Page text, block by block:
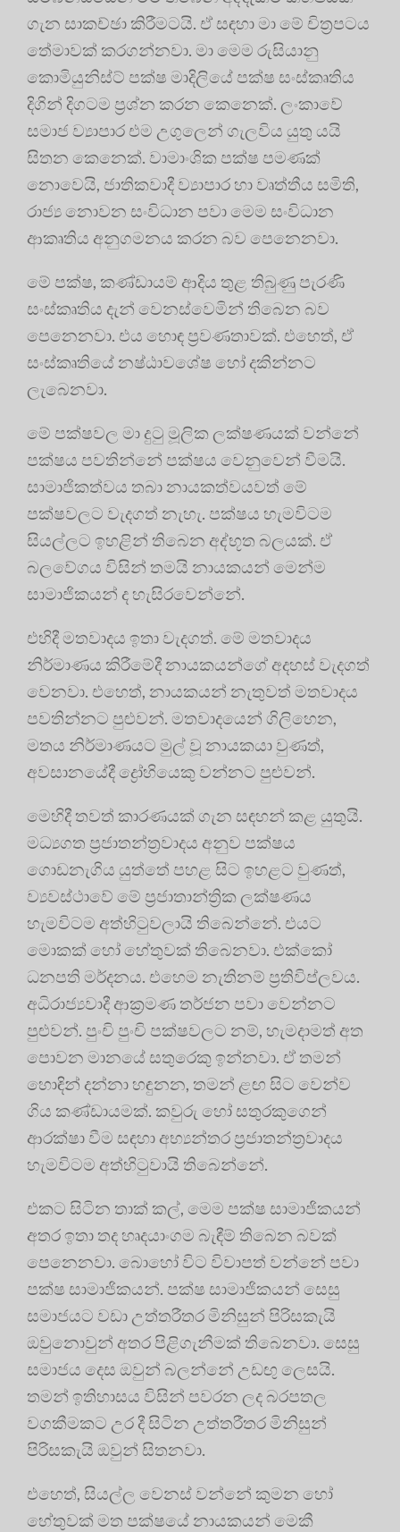
ගැන සාකච්ඡා කිරීමටයි. ඒ සඳහා මා මේ චිත්‍රපටය
තේමාවක් කරගන්නවා. මා මෙම රුසියානු
කොමියුනිස්ට් පක්ෂ මාදිලියේ පක්ෂ සංස්කෘතිය
දිගින් දිගටම ප්‍රශ්න කරන කෙනෙක්. ලංකාවේ
සමාජ ව්‍යාපාර එම උගුලෙන් ගැලවිය යුතු යයි
සිතන කෙනෙක්. වාමාංශික පක්ෂ පමණක්
නොවෙයි, ජාතිකවාදී ව්‍යාපාර හා වෘත්තීය සමිති,
රාජ්‍ය නොවන සංවිධාන පවා මෙම සංවිධාන
ආකෘතිය අනුගමනය කරන බව පෙනෙනවා.
මේ පක්ෂ, කණ්ඩායම් ආදිය තුළ තිබුණු පැරණි
සංස්කෘතිය දැන් වෙනස්වෙමින් තිබෙන බව
පෙනෙනවා. එය හොඳ ප්‍රවණතාවක්. එහෙත්, ඒ
සංස්කෘතියේ නෂ්ඨාවශේෂ හෝ දකින්නට
ලැබෙනවා.
මේ පක්ෂවල මා දුටු මූලික ලක්ෂණයක් වන්නේ
පක්ෂය පවතින්නේ පක්ෂය වෙනුවෙන් වීමයි.
සාමාජිකත්වය තබා නායකත්වයවත් මේ
පක්ෂවලට වැදගත් නැහැ. පක්ෂය හැමවිටම
සියල්ලට ඉහළින් තිබෙන අද්භූත බලයක්. ඒ
බලවේගය විසින් තමයි නායකයන් මෙන්ම
සාමාජිකයන් ද හැසිරවෙන්නේ.
එහිදී මතවාදය ඉතා වැදගත්. මේ මතවාදය
නිර්මාණය කිරීමේදී නායකයන්ගේ අදහස් වැදගත්
වෙනවා. එහෙත්, නායකයන් නැතුවත් මතවාදය
පවතින්නට පුළුවන්. මතවාදයෙන් ගිලිහෙන,
මතය නිර්මාණයට මුල් වූ නායකයා වුණත්,
අවසානයේදී ද්‍රෝහියෙකු වන්නට පුළුවන්.
මෙහිදී තවත් කාරණයක් ගැන සඳහන් කළ යුතුයි.
මධ්‍යගත ප්‍රජාතන්ත්‍රවාදය අනුව පක්ෂය
ගොඩනැගිය යුත්තේ පහළ සිට ඉහළට වුණත්,
ව්‍යවස්ථාවේ මේ ප්‍රජාතාන්ත්‍රික ලක්ෂණය
හැමවිටම අත්හිටුවලායි තිබෙන්නේ. එයට
මොකක් හෝ හේතුවක් තිබෙනවා. එක්කෝ
ධනපති මර්දනය. එහෙම නැතිනම් ප්‍රතිවිප්ලවය.
අධිරාජ්‍යවාදී ආක්‍රමණ තර්ජන පවා වෙන්නට
පුළුවන්. පුංචි පුංචි පක්ෂවලට නම්, හැමදාමත් අත
පොවන මානයේ සතුරෙකු ඉන්නවා. ඒ තමන්
හොඳින් දන්නා හඳුනන, තමන් ළඟ සිට වෙන්ව
ගිය කණ්ඩායමක්. කවුරු හෝ සතුරකුගෙන්
ආරක්ෂා වීම සඳහා අභ්‍යන්තර ප්‍රජාතන්ත්‍රවාදය
හැමවිටම අත්හිටුවායි තිබෙන්නේ.
එකට සිටින තාක් කල්, මෙම පක්ෂ සාමාජිකයන්
අතර ඉතා තද හෘදයාංගම බැඳීම් තිබෙන බවක්
පෙනෙනවා. බොහෝ විට විවාපත් වන්නේ පවා
පක්ෂ සාමාජිකයන්. පක්ෂ සාමාජිකයන් සෙසු
සමාජයට වඩා උත්තරීතර මිනිසුන් පිරිසකැයි
ඔවුනොවුන් අතර පිළිගැනීමක් තිබෙනවා. සෙසු
සමාජය දෙස ඔවුන් බලන්නේ උඩඟු ලෙසයි.
තමන් ඉතිහාසය විසින් පවරන ලද බරපතල
වගකීමකට උර දී සිටින උත්තරීතර මිනිසුන්
පිරිසකැයි ඔවුන් සිතනවා.
එහෙත්, සියල්ල වෙනස් වන්නේ කුමන හෝ
හේතුවක් මත පක්ෂයේ නායකයන් මෙකී